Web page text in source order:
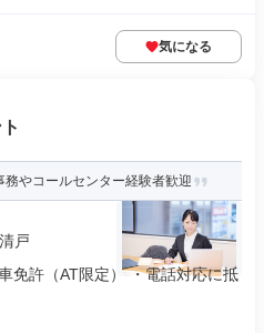
気になる
やコールセンター経験者歓迎
戸
免許（AT限定） ・電話対応に抵